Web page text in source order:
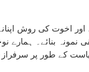
اخوت کی روش
بنائے۔ ہمارے
کے طور پر